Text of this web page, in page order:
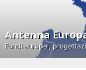
Antenna
Fondi europei,